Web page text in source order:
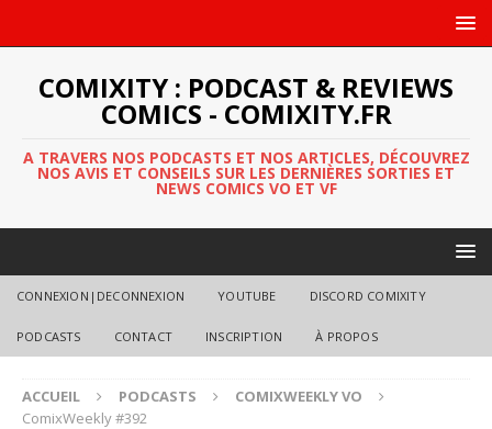
COMIXITY : PODCAST & REVIEWS
COMICS - COMIXITY.FR
A TRAVERS NOS PODCASTS ET NOS ARTICLES, DÉCOUVREZ
NOS AVIS ET CONSEILS SUR LES DERNIÈRES SORTIES ET
NEWS COMICS VO ET VF
CONNEXION|DECONNEXION YOUTUBE DISCORD COMIXITY
PODCASTS CONTACT INSCRIPTION À PROPOS
ACCUEIL PODCASTS
COMIXWEEKLY VO
ComixWeekly #392